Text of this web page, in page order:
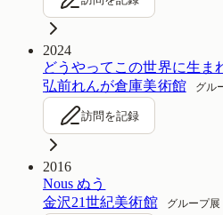
2024
どうやってこの世界に生ま
弘前れんが倉庫美術館
グル
訪問を記録
2016
Nous ぬう
金沢21世紀美術館
グループ展